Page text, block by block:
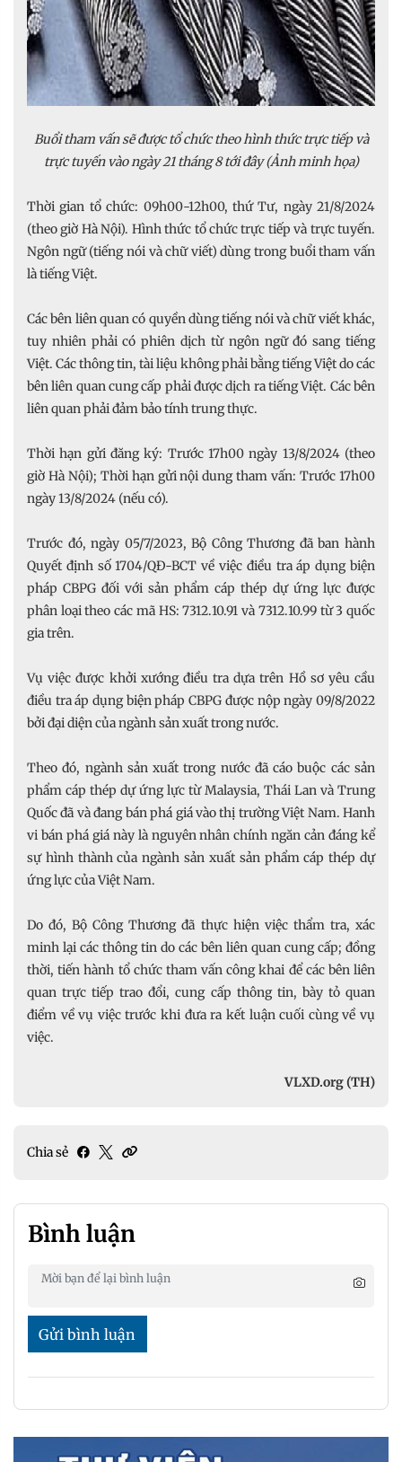
Buổi tham vấn sẽ được tổ chức theo hình thức trực tiếp và
trực tuyến vào ngày 21 tháng 8 tới đây (Ảnh minh họa)
Thời gian tổ chức: 09h00-12h00, thứ Tư, ngày 21/8/2024
(theo giờ Hà Nội). Hình thức tổ chức trực tiếp và trực tuyến.
Ngôn ngữ (tiếng nói và chữ viết) dùng trong buổi tham vấn
là tiếng Việt.
Các bên liên quan có quyền dùng tiếng nói và chữ viết khác,
tuy nhiên phải có phiên dịch từ ngôn ngữ đó sang tiếng
Việt. Các thông tin, tài liệu không phải bằng tiếng Việt do các
bên liên quan cung cấp phải được dịch ra tiếng Việt. Các bên
liên quan phải đảm bảo tính trung thực.
Thời hạn gửi đăng ký: Trước 17h00 ngày 13/8/2024 (theo
giờ Hà Nội); Thời hạn gửi nội dung tham vấn: Trước 17h00
ngày 13/8/2024 (nếu có).
Trước đó, ngày 05/7/2023, Bộ Công Thương đã ban hành
Quyết định số 1704/QĐ-BCT về việc điều tra áp dụng biện
pháp CBPG đối với sản phẩm cáp thép dự ứng lực được
phân loại theo các mã HS: 7312.10.91 và 7312.10.99 từ 3 quốc
gia trên.
Vụ việc được khởi xướng điều tra dựa trên Hồ sơ yêu cầu
điều tra áp dụng biện pháp CBPG được nộp ngày 09/8/2022
bởi đại diện của ngành sản xuất trong nước.
Theo đó, ngành sản xuất trong nước đã cáo buộc các sản
phẩm cáp thép dự ứng lực từ Malaysia, Thái Lan và Trung
Quốc đã và đang bán phá giá vào thị trường Việt Nam. Hanh
vi bán phá giá này là nguyên nhân chính ngăn cản đáng kể
sự hình thành của ngành sản xuất sản phẩm cáp thép dự
ứng lực của Việt Nam.
Do đó, Bộ Công Thương đã thực hiện việc thẩm tra, xác
minh lại các thông tin do các bên liên quan cung cấp; đồng
thời, tiến hành tổ chức tham vấn công khai để các bên liên
quan trực tiếp trao đổi, cung cấp thông tin, bày tỏ quan
điểm về vụ việc trước khi đưa ra kết luận cuối cùng về vụ
việc.
VLXD.org (TH)
Chia sẻ
Bình luận
Gửi bình luận